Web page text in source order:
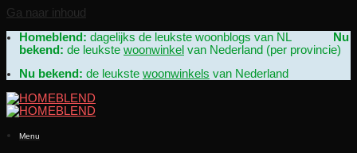
Ga naar inhoud
Homeblend: dagelijks de leukste woonblogs van NL Nu
bekend: de leukste woonwinkel van Nederland (per provincie)
Nu bekend: de leukste woonwinkels van Nederland
Menu